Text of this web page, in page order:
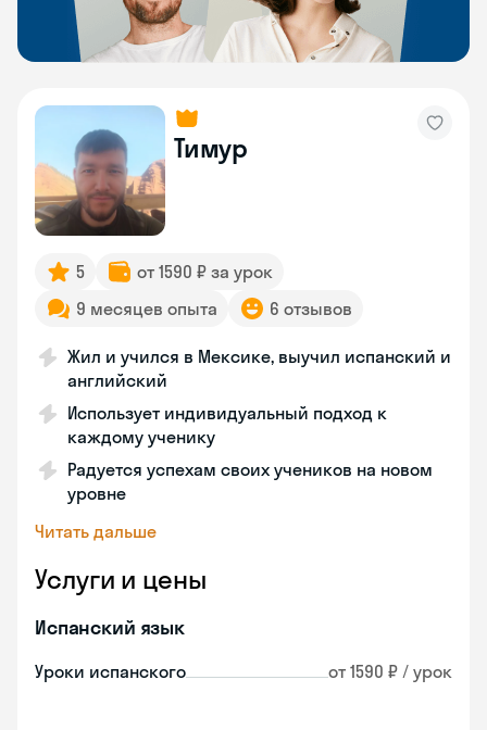
Тимур
5
от 1590 ₽ за урок
9 месяцев опыта
6 отзывов
Жил и учился в Мексике, выучил испанский и
английский
Использует индивидуальный подход к
каждому ученику
Радуется успехам своих учеников на новом
уровне
Читать дальше
Услуги и цены
Испанский язык
Уроки испанского от 1590 ₽ / урок